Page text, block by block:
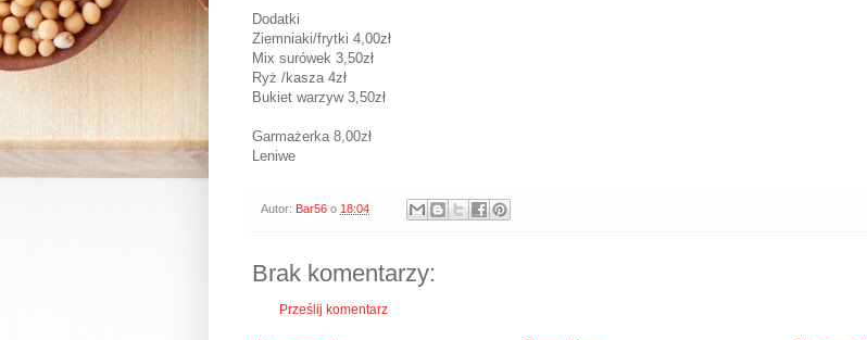
Dodatki
Ziemniaki/frytki 4,00zł
Mix surówek 3,50zł
Ryż /kasza 4zł
Bukiet warzyw 3,50zł
Garmażerka 8,00zł
Leniwe
Autor: Bar56 o 18:04
Brak komentarzy:
Prześlij komentarz